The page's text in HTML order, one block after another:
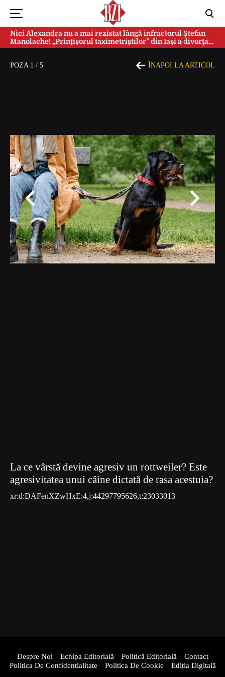
Nici Alexandra nu a mai rezistat lângă infractorul Ștefan
Manolache! „Prințișorul taximetriștilor” din Iași a divorţat
după doi ani de căsnicie
POZA 1 / 5 ÎNAPOI LA ARTICOL
La ce vârstă devine agresiv un rottweiler? Este
agresivitatea unui câine dictată de rasa acestuia?
xr:d:DAFenXZwHxE:4,j:44297795626,t:23033013
Despre Noi Echipa Editorială Politică Editorială
Contact
Politica De Confidentialitate
Politica De Cookie Ediția Digitală